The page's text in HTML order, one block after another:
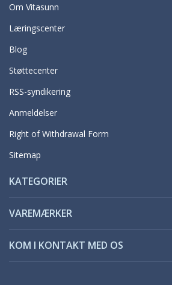
Om Vitasunn
Læringscenter
Blog
Støttecenter
RSS-syndikering
Anmeldelser
Right of Withdrawal Form
Sitemap
KATEGORIER
VAREMÆRKER
KOM I KONTAKT MED OS